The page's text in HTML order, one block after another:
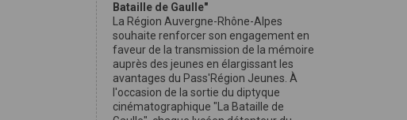
Bataille de Gaulle"
La Région Auvergne-Rhône-Alpes
souhaite renforcer son engagement en
faveur de la transmission de la mémoire
auprès des jeunes en élargissant les
avantages du Pass'Région Jeunes. À
l'occasion de la sortie du diptyque
cinématographique "La Bataille de